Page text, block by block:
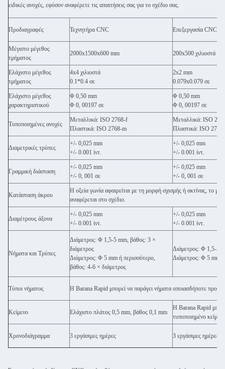
ειδικές ανοχές, εφόσον αναφέρετε τις απαιτήσεις σας για το σχέδιο σας.
Προδιαγραφές Τεχνητήρα CNC Επεξεργασία CNC
Μέγιστο μέγεθος
τμήματος
2000x1500x600 mm 200x500 χιλιοστά
Ελάχιστο μέγεθος
τμήματος
4x4 χιλιοστά
0.1*0.4 σε
2x2 mm
0.079x0.079 σε
Ελάχιστο μέγεθος
χαρακτηριστικού
Φ 0,50 mm
Φ 0, 00197 σε
Φ 0,50 mm
Φ 0, 00197 σε
Τυποποιημένες ανοχές
Μεταλλικά: ISO 2768-f
Πλαστικά: ISO 2768-m
Μεταλλικά: ISO
Πλαστικά: ISO
Διαμετρικές τρύπες
+/- 0,025 mm
+/- 0.001 ίντ.
+/- 0,025 mm
+/- 0.001 ίντ.
Γραμμική διάσταση
+/- 0,025 mm
+/- 0, 001 σε
+/- 0,025 mm
+/- 0, 001 σε
Κατάσταση άκρου
Η οξεία γωνία αφαιρείται με τη μορφή σχισμής ή ακτίνας, το
αναφέρεται στο σχέδιο.
Διαμέτρους άξονα
+/- 0,025 mm
+/- 0.001 ίντ.
+/- 0,025 mm
+/- 0.001 ίντ.
Νήματα και Τρύπες
Διάμετρος: Φ 1,5-5 mm, βάθος: 3 ×
διάμετρος
Διάμετρος: Φ 5 mm ή περισσότερο,
βάθος: 4-6 × διάμετρος
Διάμετρος: Φ 1,5-5
Διάμετρος: Φ 5 mm
Τύποι νήματος Η Barana Rapid μπορεί να παράγει νήματα οποιασδήποτε
Κείμενο Ελάχιστο πλάτος 0,5 mm, βάθος 0,1 mm
Η Barana Rapid
τυποποιημένο
Χρονοδιάγραμμα 3 εργάσιμες ημέρες 3 εργάσιμες ημέρες